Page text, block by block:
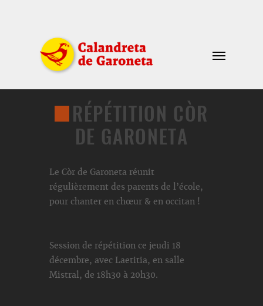
RÉPÉTITION CÒR
DE GARONETA
Le Còr de Garoneta réunit
régulièrement des parents de l’école,
pour chanter en chœur & en occitan !
Session de répétition ce jeudi 18
décembre, avec Laetitia, en salle
Mistral, de 18h30 à 20h30.